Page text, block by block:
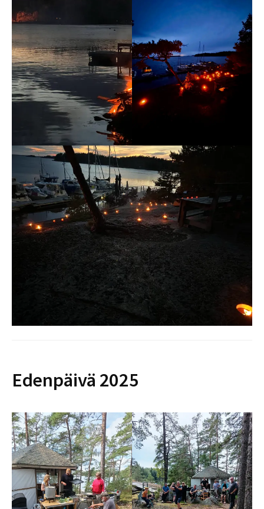
Edenpäivä 2025